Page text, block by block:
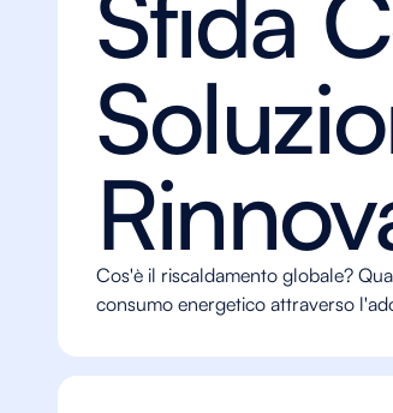
Cos'è il riscaldamento globale?
consumo energetico attraverso